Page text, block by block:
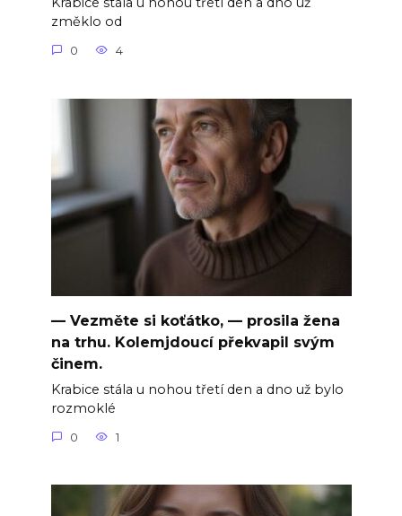
změklo od
0 4
— Vezměte si koťátko, — prosila žena
na trhu. Kolemjdoucí překvapil svým
činem.
Krabice stála u nohou třetí den a dno už bylo
rozmoklé
0 1